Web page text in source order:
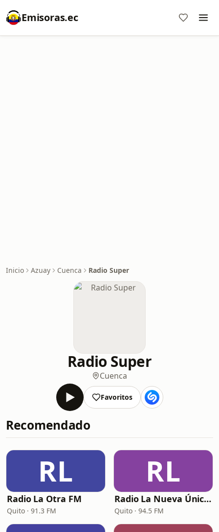
Emisoras.ec
Inicio Azuay Cuenca Radio Super
Radio Super
Cuenca
Favoritos
Recomendado
RL
Radio La Otra FM
Quito · 91.3 FM
RL
Radio La Nueva Única 94.5 FM
Quito · 94.5 FM